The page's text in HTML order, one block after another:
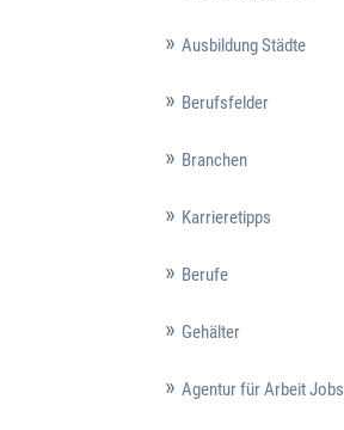
Ausbildung Städte
Berufsfelder
Branchen
Karrieretipps
Berufe
Gehälter
Agentur für Arbeit Jobs